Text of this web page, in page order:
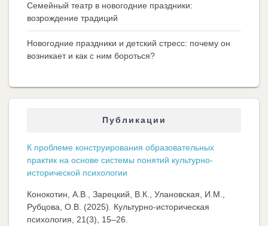
Семейный театр в новогодние праздники:
возрождение традиций
Новогодние праздники и детский стресс: почему он
возникает и как с ним бороться?
Публикации
К проблеме конструирования образовательных
практик на основе системы понятий культурно-
исторической психологии
Конокотин, А.В., Зарецкий, В.К., Улановская, И.М.,
Рубцова, О.В. (2025). Культурно-историческая
психология, 21(3), 15–26.